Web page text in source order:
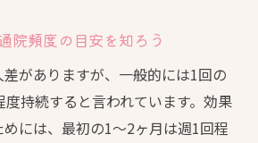
院頻度の目安を知ろう
がありますが、一般的には1回の
持続すると言われています。効果
には、最初の1～2ヶ月は週1回程